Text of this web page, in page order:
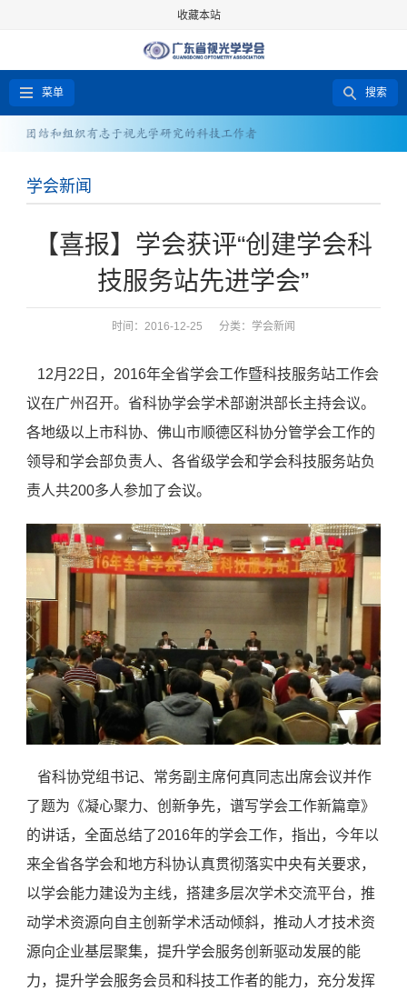
收藏本站
菜单 搜索
学会新闻
【喜报】学会获评“创建学会科
技服务站先进学会”
时间：2016-12-25 分类： 学会新闻
12月22日，2016年全省学会工作暨科技服务站工作会
议在广州召开。省科协学会学术部谢洪部长主持会议。
各地级以上市科协、佛山市顺德区科协分管学会工作的
领导和学会部负责人、各省级学会和学会科技服务站负
责人共200多人参加了会议。
省科协党组书记、常务副主席何真同志出席会议并作
了题为《凝心聚力、创新争先，谱写学会工作新篇章》
的讲话，全面总结了2016年的学会工作，指出，今年以
来全省各学会和地方科协认真贯彻落实中央有关要求，
以学会能力建设为主线，搭建多层次学术交流平台，推
动学术资源向自主创新学术活动倾斜，推动人才技术资
源向企业基层聚集，提升学会服务创新驱动发展的能
力，提升学会服务会员和科技工作者的能力，充分发挥